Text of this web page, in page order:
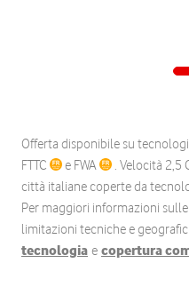
Offerta disponibile su
FTTC
e FWA
. Velocità 2,5
città italiane coperte da
Per maggiori informazioni
limitazioni tecniche e
tecnologia e copertura